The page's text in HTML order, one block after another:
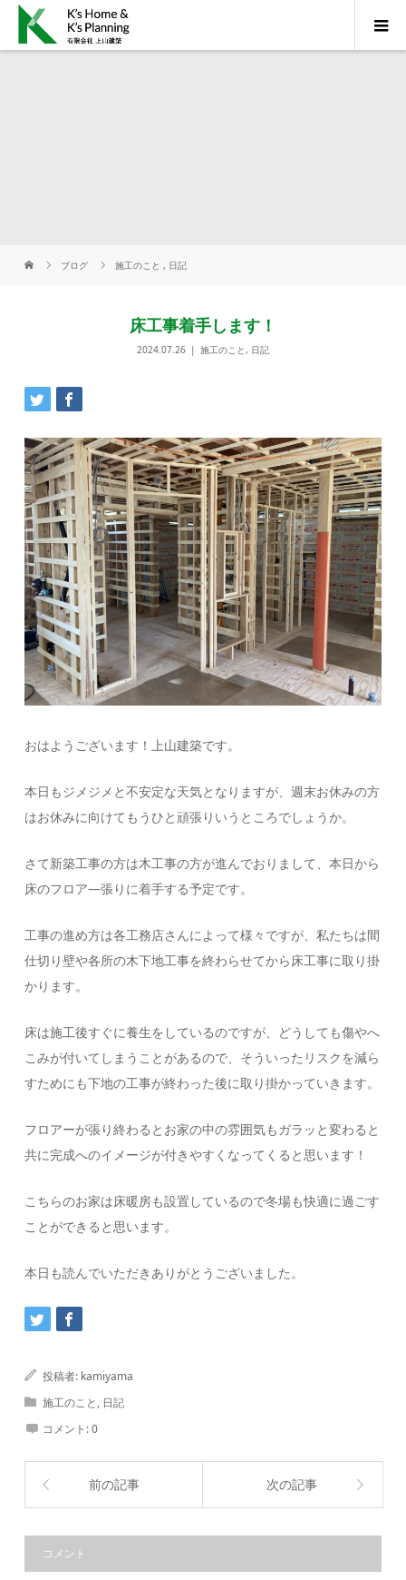
ブログ 施工のこと , 日記
床工事着手します！
2024.07.26 施工のこと , 日記
おはようございます！上山建築です。
本日もジメジメと不安定な天気となりますが、週末お休みの方
はお休みに向けてもうひと頑張りいうところでしょうか。
さて新築工事の方は木工事の方が進んでおりまして、本日から
床のフロア―張りに着手する予定です。
工事の進め方は各工務店さんによって様々ですが、私たちは間
仕切り壁や各所の木下地工事を終わらせてから床工事に取り掛
かります。
床は施工後すぐに養生をしているのですが、どうしても傷やへ
こみが付いてしまうことがあるので、そういったリスクを減ら
すためにも下地の工事が終わった後に取り掛かっていきます。
フロアーが張り終わるとお家の中の雰囲気もガラッと変わると
共に完成へのイメージが付きやすくなってくると思います！
こちらのお家は床暖房も設置しているので冬場も快適に過ごす
ことができると思います。
本日も読んでいただきありがとうございました。
投稿者: kamiyama
施工のこと , 日記
コメント:0
前の記事 次の記事
コメント